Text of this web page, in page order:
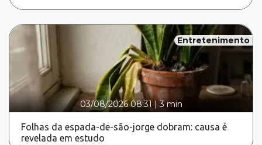
Entretenimento
03/08/2026 08:31 |3 min
Folhas da espada-de-são-jorge dobram: causa é
revelada em estudo